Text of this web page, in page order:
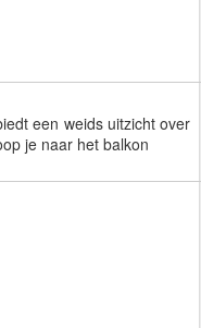
een weids uitzicht over
je naar het balkon